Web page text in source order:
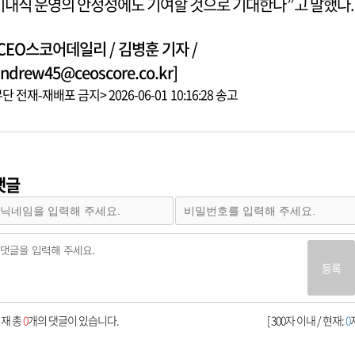
스코어데일리 / 김병훈 기자 /
전재-재배포 금지> 2026-06-01 10:16:28 송고
글
등록
[ 300자 이내 / 현재:0
총0개의 댓글이 있습니다.